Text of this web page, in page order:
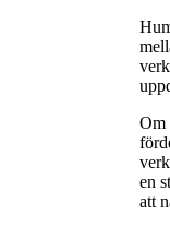
Om
en
att